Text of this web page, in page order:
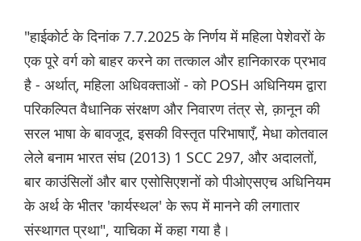
"हाईकोर्ट के दिनांक 7.7.2025 के निर्णय में महिला पेशेवरों के
एक पूरे वर्ग को बाहर करने का तत्काल और हानिकारक प्रभाव
है - अर्थात्, महिला अधिवक्ताओं - को POSH अधिनियम द्वारा
परिकल्पित वैधानिक संरक्षण और निवारण तंत्र से, क़ानून की
सरल भाषा के बावजूद, इसकी विस्तृत परिभाषाएँ, मेधा कोतवाल
लेले बनाम भारत संघ (2013) 1 SCC 297, और अदालतों,
बार काउंसिलों और बार एसोसिएशनों को पीओएसएच अधिनियम
के अर्थ के भीतर 'कार्यस्थल' के रूप में मानने की लगातार
संस्थागत प्रथा", याचिका में कहा गया है।